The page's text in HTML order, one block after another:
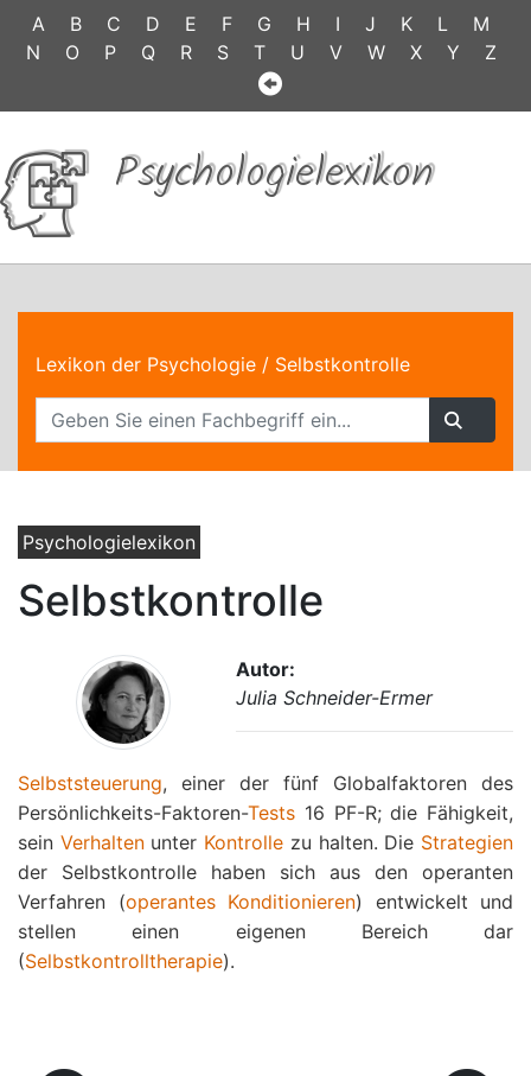
A B C D E F G H I J K L
M
N
O P Q R S T U V W X Y Z
Psychologielexikon
Lexikon der Psychologie / Selbstkontrolle
Psychologielexikon
Selbstkontrolle
Autor:
Julia Schneider-Ermer
Selbststeuerung, einer der fünf Globalfaktoren des
Persönlichkeits-Faktoren-Tests 16 PF-R; die Fähigkeit,
sein Verhaltenunter Kontrolle zu halten. Die Strategien
der Selbstkontrolle haben sich aus den operanten
Verfahren (operantes Konditionieren) entwickelt und
stellen einen eigenen Bereich dar
(Selbstkontrolltherapie).